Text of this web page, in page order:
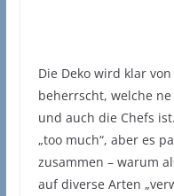
Die Deko wird klar
beherrscht, welche
und auch die Chefs
„too much“, aber es
zusammen – warum
auf diverse Arten